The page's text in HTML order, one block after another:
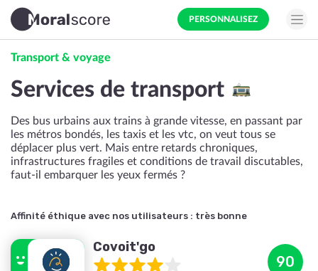
PERSONNALISEZ
Transport & voyage
Services de transport
Des bus urbains aux trains à grande vitesse, en passant par
les métros bondés, les taxis et les vtc, on veut tous se
déplacer plus vert. Mais entre retards chroniques,
infrastructures fragiles et conditions de travail discutables,
faut-il embarquer les yeux fermés ?
Affinité éthique avec nos utilisateurs : très bonne
Covoit'go
90